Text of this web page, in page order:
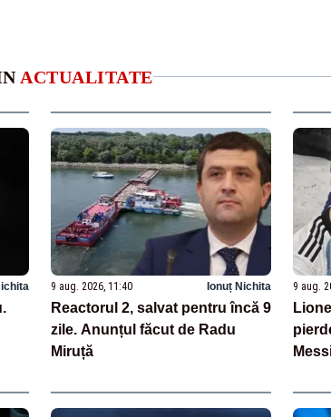
ACTUALITATE
9 aug. 2026, 11:40 Ionuț Nichita
Reactorul 2, salvat pentru încă 9
zile. Anunțul făcut de Radu
Miruță
9 aug.